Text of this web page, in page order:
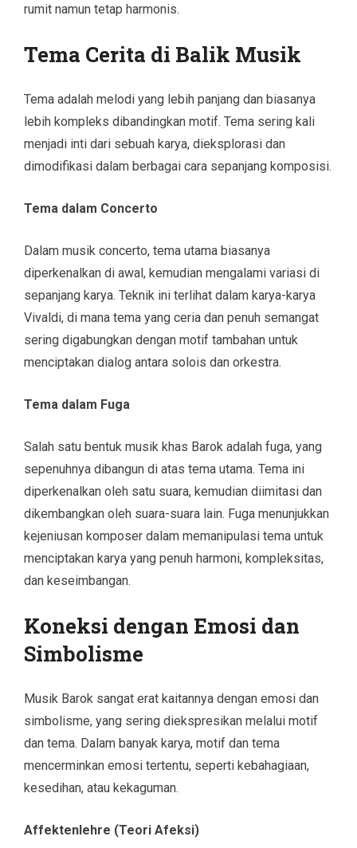
rumit namun tetap harmonis.
Tema Cerita di Balik Musik
Tema adalah melodi yang lebih panjang dan biasanya
lebih kompleks dibandingkan motif. Tema sering kali
menjadi inti dari sebuah karya, dieksplorasi dan
dimodifikasi dalam berbagai cara sepanjang komposisi.
Tema dalam Concerto
Dalam musik concerto, tema utama biasanya
diperkenalkan di awal, kemudian mengalami variasi di
sepanjang karya. Teknik ini terlihat dalam karya-karya
Vivaldi, di mana tema yang ceria dan penuh semangat
sering digabungkan dengan motif tambahan untuk
menciptakan dialog antara solois dan orkestra.
Tema dalam Fuga
Salah satu bentuk musik khas Barok adalah fuga, yang
sepenuhnya dibangun di atas tema utama. Tema ini
diperkenalkan oleh satu suara, kemudian diimitasi dan
dikembangkan oleh suara-suara lain. Fuga menunjukkan
kejeniusan komposer dalam memanipulasi tema untuk
menciptakan karya yang penuh harmoni, kompleksitas,
dan keseimbangan.
Koneksi dengan Emosi dan
Simbolisme
Musik Barok sangat erat kaitannya dengan emosi dan
simbolisme, yang sering diekspresikan melalui motif
dan tema. Dalam banyak karya, motif dan tema
mencerminkan emosi tertentu, seperti kebahagiaan,
kesedihan, atau kekaguman.
Affektenlehre (Teori Afeksi)